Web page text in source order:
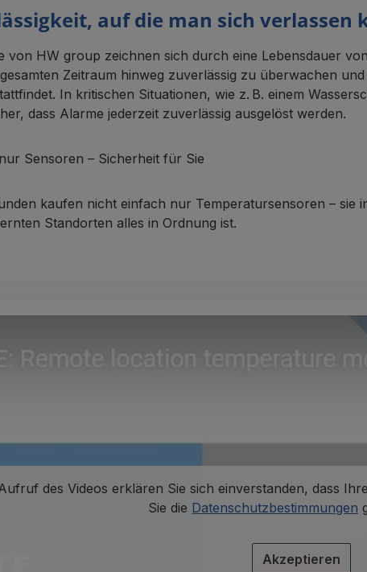
auf die man sich verlassen
von HW group zeichnen sich durch eine Lebensdauer
Zeitraum hinweg zuverlässig zu überwachen
In kritischen Situationen, wie z. B. einem
dass Alarme jederzeit zuverlässig ausgelöst werden.
Sensoren – Sicherheit für Sie
kaufen nicht einfach nur Temperatursensoren – sie
Standorten alles in Ordnung ist.
des Videos erklären Sie sich einverstanden, dass
Sie die Datenschutzbestimmungen
Akzeptieren